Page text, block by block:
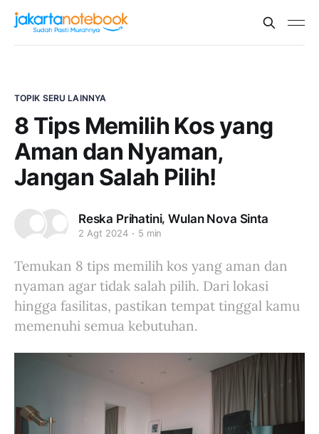
TOPIK SERU LAINNYA
8 Tips Memilih Kos yang
Aman dan Nyaman,
Jangan Salah Pilih!
Reska Prihatini,Wulan Nova Sinta
2 Agt 2024 5 min
Temukan 8 tips memilih kos yang aman dan
nyaman agar tidak salah pilih. Dari lokasi
hingga fasilitas, pastikan tempat tinggal kamu
memenuhi semua kebutuhan.